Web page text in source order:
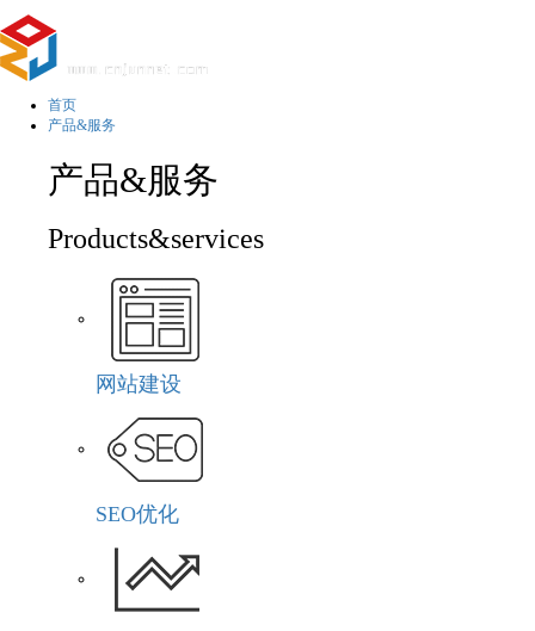
首页
产品&服务
产品&服务
Products&services
网站建设
SEO优化